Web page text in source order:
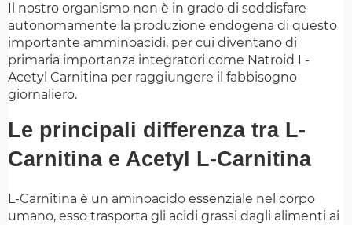
Il nostro organismo non è in grado di soddisfare
autonomamente la produzione endogena di questo
importante amminoacidi, per cui diventano di
primaria importanza integratori come Natroid L-
Acetyl Carnitina per raggiungere il fabbisogno
giornaliero.
Le principali differenza tra L-
Carnitina e Acetyl L-Carnitina
L-Carnitina è un aminoacido essenziale nel corpo
umano, esso trasporta gli acidi grassi dagli alimenti ai